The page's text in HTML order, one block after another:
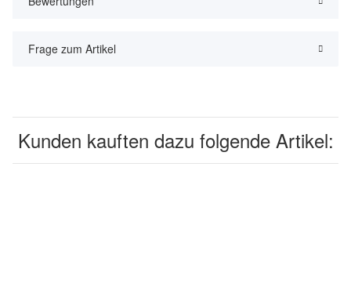
Frage zum Artikel
Kunden kauften dazu folgende Artikel: